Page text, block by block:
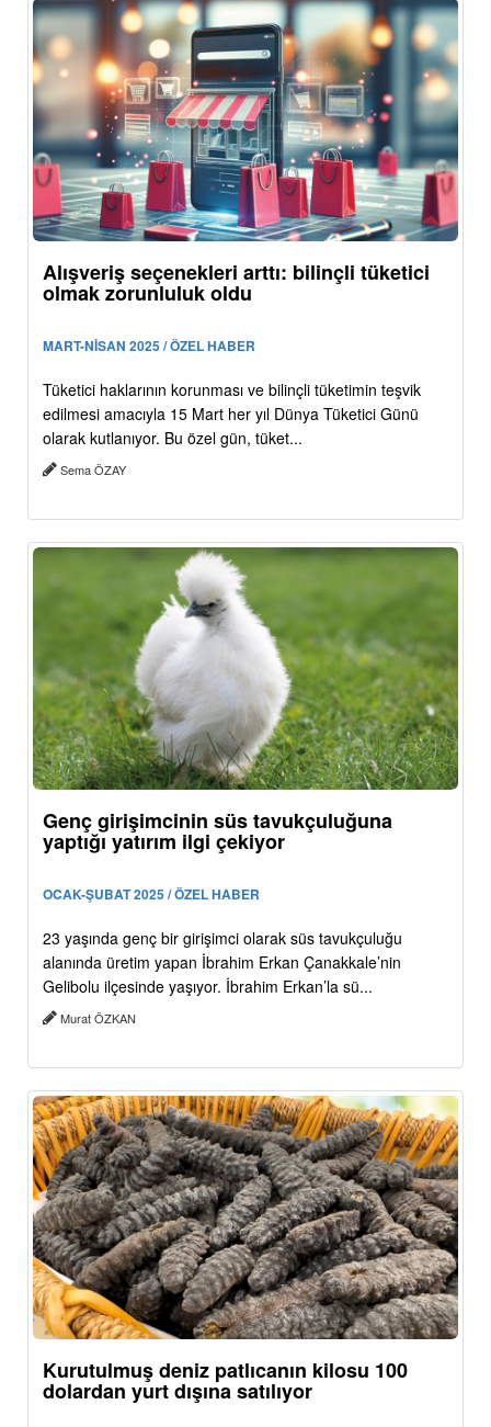
Alışveriş seçenekleri arttı: bilinçli tüketici
olmak zorunluluk oldu
MART-NİSAN 2025 / ÖZEL HABER
Tüketici haklarının korunması ve bilinçli tüketimin teşvik
edilmesi amacıyla 15 Mart her yıl Dünya Tüketici Günü
olarak kutlanıyor. Bu özel gün, tüket...
Sema ÖZAY
Genç girişimcinin süs tavukçuluğuna
yaptığı yatırım ilgi çekiyor
OCAK-ŞUBAT 2025 / ÖZEL HABER
23 yaşında genç bir girişimci olarak süs tavukçuluğu
alanında üretim yapan İbrahim Erkan Çanakkale’nin
Gelibolu ilçesinde yaşıyor. İbrahim Erkan’la sü...
Murat ÖZKAN
Kurutulmuş deniz patlıcanın kilosu 100
dolardan yurt dışına satılıyor